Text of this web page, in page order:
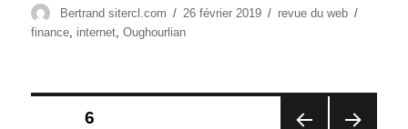
Auteur
Bertrand sitercl.com
Publié
le
26 février 2019 Catégories
revue du web
finance internet ,Oughourlian
Pagination
PAGE6